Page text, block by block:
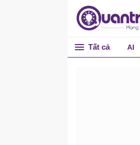
Tất cả AI